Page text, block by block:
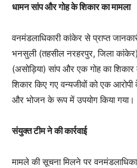
धामन सांप और गोह के शिकार का मामला
वनमंडलाधिकारी कांकेर से प्राप्त
भनसुली (तहसील नरहरपुर, जिला
(असोड़िया) सांप और एक गोह का
शिकार किए गए वन्यजीवों को एक
और भोजन के रूप में उपयोग किया गया।
संयुक्त टीम ने की कार्रवाई
मामले की सूचना मिलने पर